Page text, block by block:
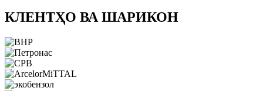
КЛЕНТҲО ВА ШАРИКОН